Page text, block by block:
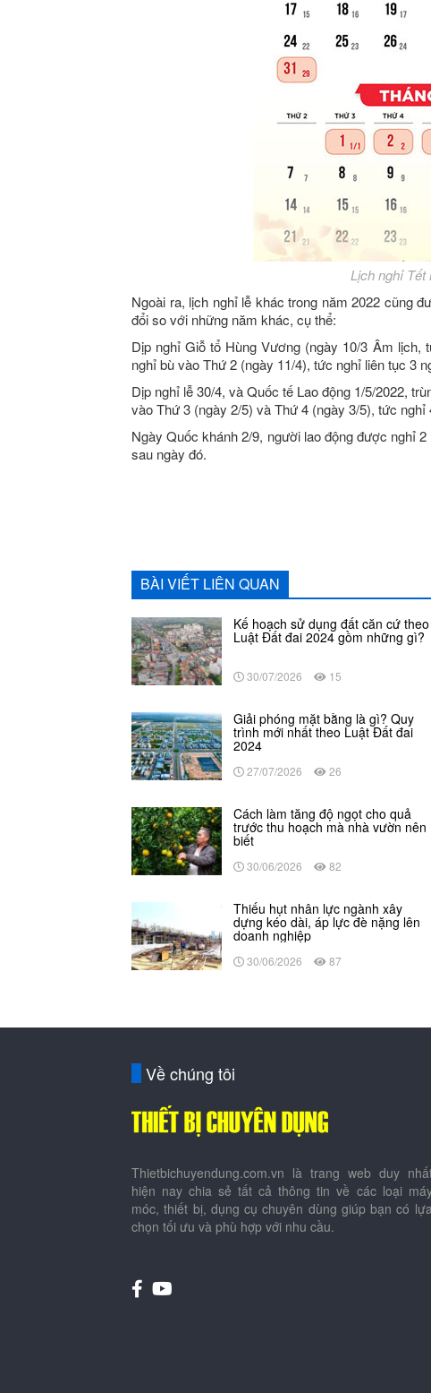
Lịch nghỉ Tết
Ngoài ra, lịch nghỉ lễ khác trong năm 2022 cũng
đổi so với những năm khác, cụ thể:
Dịp nghỉ Giỗ tổ Hùng Vương (ngày 10/3 Âm lịch,
nghỉ bù vào Thứ 2 (ngày 11/4), tức nghỉ liên tục 3
Dịp nghỉ lễ 30/4, và Quốc tế Lao động 1/5/2022,
vào Thứ 3 (ngày 2/5) và Thứ 4 (ngày 3/5), tức nghỉ
Ngày Quốc khánh 2/9, người lao động được nghỉ
sau ngày đó.
BÀI VIẾT LIÊN QUAN
Kế hoạch sử dụng đất căn cứ theo
Luật Đất đai 2024 gồm những gì?
30/07/2026 15
Giải phóng mặt bằng là gì? Quy
trình mới nhất theo Luật Đất đai
2024
27/07/2026 26
Cách làm tăng độ ngọt cho quả
trước thu hoạch mà nhà vườn nên
biết
30/06/2026 82
Thiếu hụt nhân lực ngành xây
dựng kéo dài, áp lực đè nặng lên
doanh nghiệp
30/06/2026 87
Về chúng tôi
Thietbichuyendung.com.vn là trang web duy
hiện nay chia sẻ tất cả thông tin về các loại
móc, thiết bị, dụng cụ chuyên dùng giúp bạn có
chọn tối ưu và phù hợp với nhu cầu.